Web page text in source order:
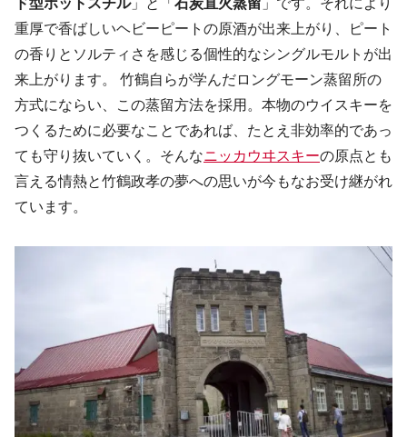
ド型ポットスチル」と 「 石炭直火蒸留 」 です。それにより
重厚で香ばしいヘビーピートの原酒が出来上がり、ピート
の香りとソルティさを感じる個性的なシングルモルトが出
来上がります。 竹鶴自らが学んだロングモーン蒸留所の
方式にならい、この蒸留方法を採用。本物のウイスキーを
つくるために必要なことであれば、たとえ非効率的であっ
ても守り抜いていく。そんなニッカウヰスキーの原点とも
言える情熱と竹鶴政孝の夢への思いが今もなお受け継がれ
ています。